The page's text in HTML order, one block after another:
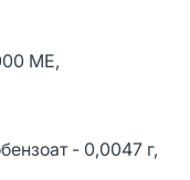
МЕ,
- 0,0047 г,